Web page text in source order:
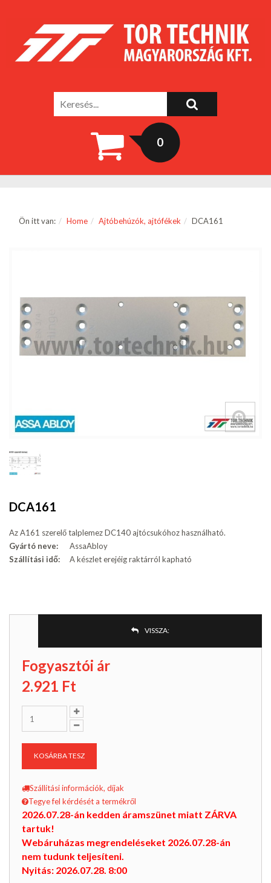
0
Ön itt van: Home Ajtóbehúzók, ajtófékek DCA161
DCA161
Az A161 szerelő talplemez DC140 ajtócsukóhoz használható.
Gyártó neve:
AssaAbloy
Szállítási idő:
A készlet erejéig raktárról kapható
VISSZA:
Fogyasztói ár
2.921 Ft
KOSÁRBA TESZ
Szállítási információk, díjak
Tegye fel kérdését a termékről
2026.07.28-án kedden áramszünet miatt ZÁRVA
tartuk!
Webáruházas megrendeléseket 2026.07.28-án
nem tudunk teljesíteni.
Nyitás: 2026.07.28. 8:00